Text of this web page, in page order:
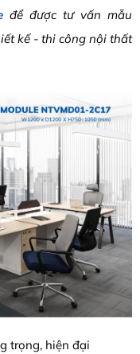
để được tư vấn mẫu
kế - thi công nội thất
trọng, hiện đại